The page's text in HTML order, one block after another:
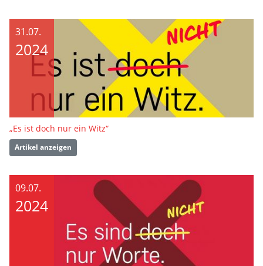
31.07.
2024
„Es ist doch nur ein Witz“
Artikel anzeigen
09.07.
2024